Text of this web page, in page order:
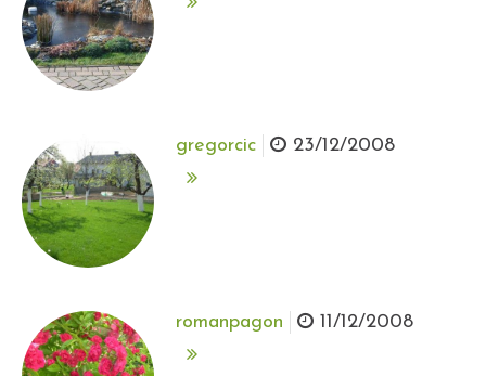
gregorcic 23/12/2008
romanpagon 11/12/2008